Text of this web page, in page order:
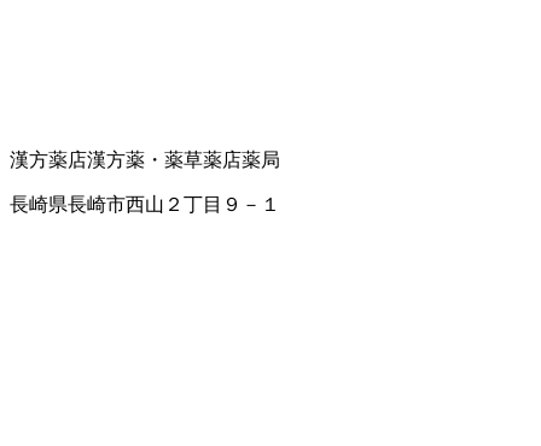
漢方薬店漢方薬・薬草薬店薬局
長崎県長崎市西山２丁目９－１